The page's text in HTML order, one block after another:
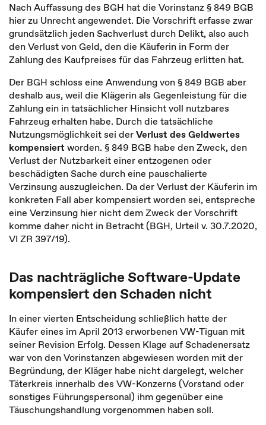
Nach Auffassung des BGH hat die Vorinstanz § 849 BGB
hier zu Unrecht angewendet. Die Vorschrift erfasse zwar
grundsätzlich jeden Sachverlust durch Delikt, also auch
den Verlust von Geld, den die Käuferin in Form der
Zahlung des Kaufpreises für das Fahrzeug erlitten hat.
Der BGH schloss eine Anwendung von § 849 BGB aber
deshalb aus, weil die Klägerin als Gegenleistung für die
Zahlung ein in tatsächlicher Hinsicht voll nutzbares
Fahrzeug erhalten habe. Durch die tatsächliche
Nutzungsmöglichkeit sei derVerlust des Geldwertes
kompensiert worden. § 849 BGB habe den Zweck, den
Verlust der Nutzbarkeit einer entzogenen oder
beschädigten Sache durch eine pauschalierte
Verzinsung auszugleichen. Da der Verlust der Käuferin im
konkreten Fall aber kompensiert worden sei, entspreche
eine Verzinsung hier nicht dem Zweck der Vorschrift
komme daher nicht in Betracht (BGH, Urteil v. 30.7.2020,
VI ZR 397/19).
Das nachträgliche Software-Update
kompensiert den Schaden nicht
In einer vierten Entscheidung schließlich hatte der
Käufer eines im April 2013 erworbenen VW-Tiguan mit
seiner Revision Erfolg. Dessen Klage auf Schadenersatz
war von den Vorinstanzen abgewiesen worden mit der
Begründung, der Kläger habe nicht dargelegt, welcher
Täterkreis innerhalb des VW-Konzerns (Vorstand oder
sonstiges Führungspersonal) ihm gegenüber eine
Täuschungshandlung vorgenommen haben soll.